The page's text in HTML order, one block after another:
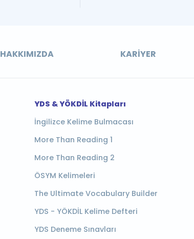
HAKKIMIZDA KARIYER
YDS & YÖKDİL Kitapları
İngilizce Kelime Bulmacası
More Than Reading 1
More Than Reading 2
ÖSYM Kelimeleri
The Ultimate Vocabulary Builder
YDS - YÖKDİL Kelime Defteri
YDS Deneme Sınavları